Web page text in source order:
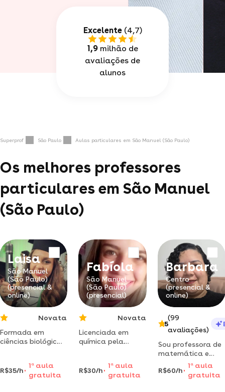
Excelente(4,7)
1,9milhão de
avaliações de
alunos
Superprof São Paulo Aulas particulares em São Manuel (São Paulo)
Os melhores professores
particulares em São Manuel
(São Paulo)
Laisa
São Manuel
(São Paulo)
(presencial &
online)
Novata
Formada em
ciências biológicas
leciona em
ciências e biologia
R$35/h
1 aaula
gratuita
Fabíola
São Manuel
(São Paulo)
(presencial)
Novata
Licenciada em
química pela
matemática,
química e física.
R$30/h
1 a aula
gratuita
Barbara
Centro
(presencial &
online)
5
(99
avaliações)
Sou professora de
matemática e
engenheira civil,
tenho
especialização em
R$60/h
1 aaula
gratuita
Marcela